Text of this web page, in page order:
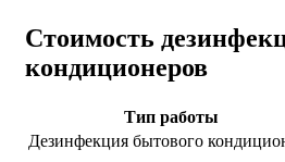
Стоимость
кондиционеров
Тип работы
Дезинфекция бытового